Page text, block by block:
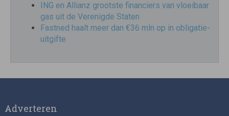
ING en Allianz grootste financiers van vloeibaar
gas uit de Verenigde Staten
Fastned haalt meer dan €36 mln op in obligatie-
uitgifte
Adverteren